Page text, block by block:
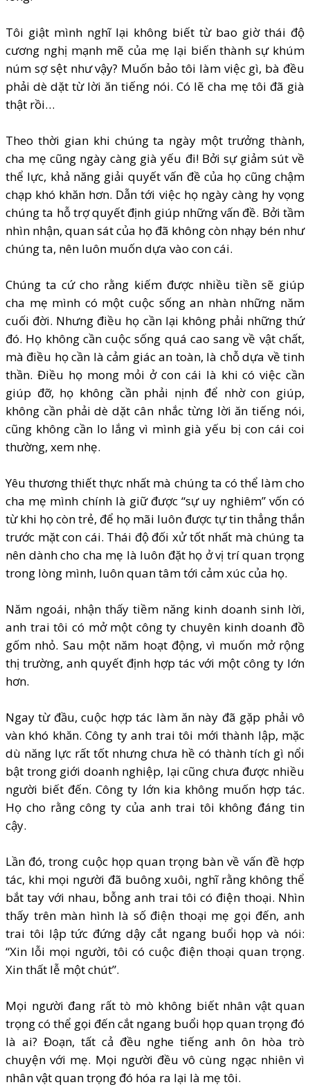
Tôi giật mình nghĩ lại không biết từ bao giờ thái độ
cương nghị mạnh mẽ của mẹ lại biến thành sự khúm
núm sợ sệt như vậy? Muốn bảo tôi làm việc gì, bà đều
phải dè dặt từ lời ăn tiếng nói. Có lẽ cha mẹ tôi đã già
thật rồi…
Theo thời gian khi chúng ta ngày một trưởng thành,
cha mẹ cũng ngày càng già yếu đi! Bởi sự giảm sút về
thể lực, khả năng giải quyết vấn đề của họ cũng chậm
chạp khó khăn hơn. Dẫn tới việc họ ngày càng hy vọng
chúng ta hỗ trợ quyết định giúp những vấn đề. Bởi tầm
nhìn nhận, quan sát của họ đã không còn nhạy bén như
chúng ta, nên luôn muốn dựa vào con cái.
Chúng ta cứ cho rằng kiếm được nhiều tiền sẽ giúp
cha mẹ mình có một cuộc sống an nhàn những năm
cuối đời. Nhưng điều họ cần lại không phải những thứ
đó. Họ không cần cuộc sống quá cao sang về vật chất,
mà điều họ cần là cảm giác an toàn, là chỗ dựa về tinh
thần. Điều họ mong mỏi ở con cái là khi có việc cần
giúp đỡ, họ không cần phải nịnh để nhờ con giúp,
không cần phải dè dặt cân nhắc từng lời ăn tiếng nói,
cũng không cần lo lắng vì mình già yếu bị con cái coi
thường, xem nhẹ.
Yêu thương thiết thực nhất mà chúng ta có thể làm cho
cha mẹ mình chính là giữ được “sự uy nghiêm” vốn có
từ khi họ còn trẻ, để họ mãi luôn được tự tin thẳng thắn
trước mặt con cái. Thái độ đối xử tốt nhất mà chúng ta
nên dành cho cha mẹ là luôn đặt họ ở vị trí quan trọng
trong lòng mình, luôn quan tâm tới cảm xúc của họ.
Năm ngoái, nhận thấy tiềm năng kinh doanh sinh lời,
anh trai tôi có mở một công ty chuyên kinh doanh đồ
gốm nhỏ. Sau một năm hoạt động, vì muốn mở rộng
thị trường, anh quyết định hợp tác với một công ty lớn
hơn.
Ngay từ đầu, cuộc hợp tác làm ăn này đã gặp phải vô
vàn khó khăn. Công ty anh trai tôi mới thành lập, mặc
dù năng lực rất tốt nhưng chưa hề có thành tích gì nổi
bật trong giới doanh nghiệp, lại cũng chưa được nhiều
người biết đến. Công ty lớn kia không muốn hợp tác.
Họ cho rằng công ty của anh trai tôi không đáng tin
cậy.
Lần đó, trong cuộc họp quan trọng bàn về vấn đề hợp
tác, khi mọi người đã buông xuôi, nghĩ rằng không thể
bắt tay với nhau, bỗng anh trai tôi có điện thoại. Nhìn
thấy trên màn hình là số điện thoại mẹ gọi đến, anh
trai tôi lập tức đứng dậy cắt ngang buổi họp và nói:
“Xin lỗi mọi người, tôi có cuộc điện thoại quan trọng.
Xin thất lễ một chút”.
Mọi người đang rất tò mò không biết nhân vật quan
trọng có thể gọi đến cắt ngang buổi họp quan trọng đó
là ai? Đoạn, tất cả đều nghe tiếng anh ôn hòa trò
chuyện với mẹ. Mọi người đều vô cùng ngạc nhiên vì
nhân vật quan trọng đó hóa ra lại là mẹ tôi.